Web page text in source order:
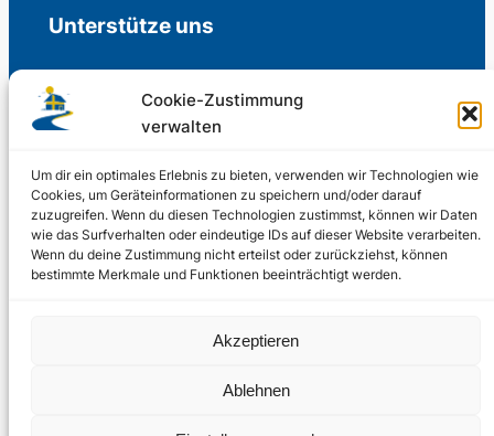
Cookie-Zustimmung
verwalten
Um dir ein optimales Erlebnis zu bieten, verwenden wir Technologien wie
Cookies, um Geräteinformationen zu speichern und/oder darauf
zuzugreifen. Wenn du diesen Technologien zustimmst, können wir Daten
wie das Surfverhalten oder eindeutige IDs auf dieser Website verarbeiten.
Wenn du deine Zustimmung nicht erteilst oder zurückziehst, können
bestimmte Merkmale und Funktionen beeinträchtigt werden.
Akzeptieren
Ablehnen
Unterstütze uns
Freiwillige Spenden für die Aufrechterhaltung
Support us
© 2002 – 2026